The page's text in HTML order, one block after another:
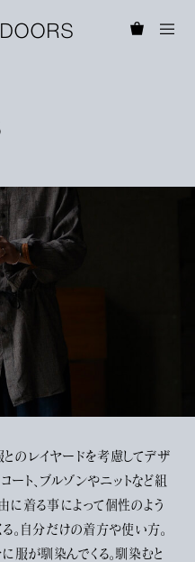
のレイヤードを考慮してデザ
ート、ブルゾンやニットなど組
に着る事によって個性のよう
。自分だけの着方や使い方。
服が馴染んでくる。馴染むと